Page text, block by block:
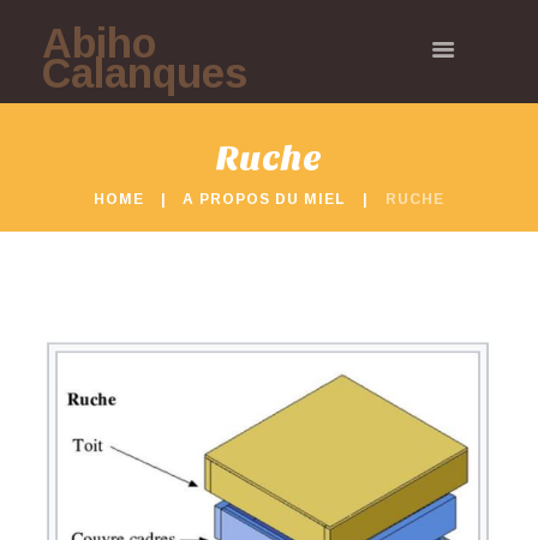
Abiho
Calanques
Ruche
HOME A PROPOS DU MIEL RUCHE